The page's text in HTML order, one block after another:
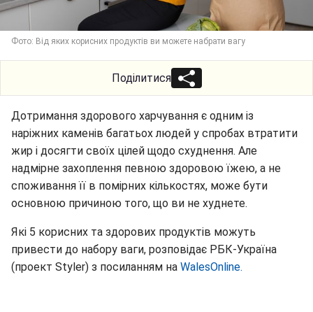
Фото: Від яких корисних продуктів ви можете набрати вагу
Поділитися
Дотримання здорового харчування є одним із
наріжних каменів багатьох людей у ​​спробах втратити
жир і досягти своїх цілей щодо схуднення. Але
надмірне захоплення певною здоровою їжею, а не
споживання її в помірних кількостях, може бути
основною причиною того, що ви не худнете.
Які 5 корисних та здорових продуктів можуть
привести до набору ваги, розповідає РБК-Україна
(проект Styler) з посиланням на WalesOnline.